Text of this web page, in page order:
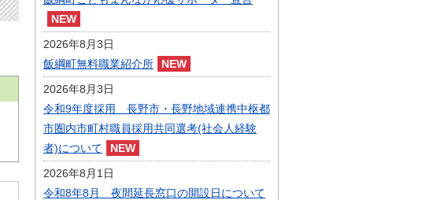
人材募集
まちづくり
庁舎建設
2026年8月3日
飯綱町無料職業紹介所
2026年8月3日
令和9年度採用 長野市・長野地域連携中枢都
市圏内市町村職員採用共同選考(社会人経験
者)について
2026年8月1日
令和8年8月 夜間延長窓口の開設日について